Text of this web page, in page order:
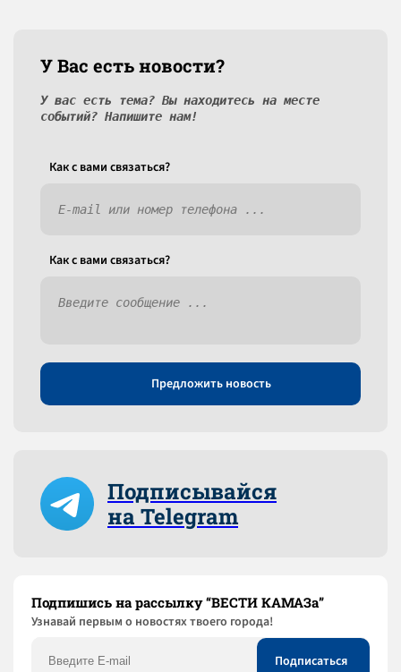
У Вас есть новости?
У вас есть тема? Вы находитесь на месте
событий? Напишите нам!
Как c вами связаться?
Как c вами связаться?
Предложить новость
Подписывайся
на Telegram
Подпишись на рассылку “ВЕСТИ КАМАЗа”
Узнaвай первым о новостях твоего города!